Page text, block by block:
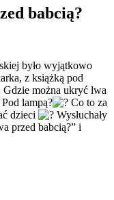
babcią?
było wyjątkowo
z książką pod
można ukryć lwa
lampą?
Co to za
dzieci
Wysłuchały
przed babcią?” i